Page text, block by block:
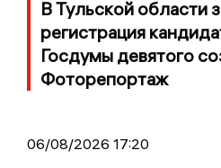
В Тульской области
регистрация
Госдумы девятого
Фоторепортаж
06/08/2026 17:20